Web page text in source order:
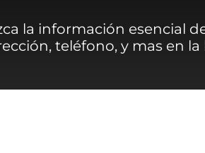
la información esencial
teléfono, y mas en